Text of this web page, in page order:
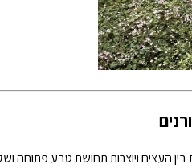
העצים ויוצרות תחושת טבע פתוחה